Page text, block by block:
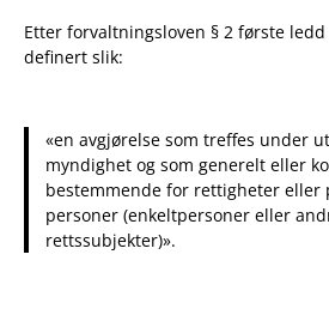
Etter forvaltningsloven § 2 første ledd
definert slik:
«en avgjørelse som treffes under
myndighet og som generelt eller
bestemmende for rettigheter
personer (enkeltpersoner eller
rettssubjekter)».